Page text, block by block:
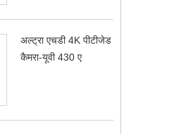
अल्ट्रा एचडी 4K पीटीजेड
कैमरा-यूवी 430 ए